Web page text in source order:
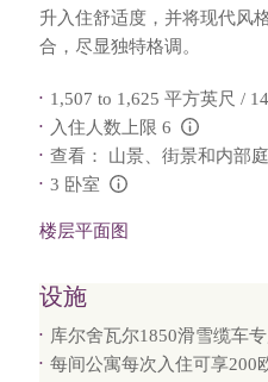
升入住舒适度，并将现代风
合，尽显独特格调。
1,507 to 1,625 平方英尺 /
入住人数上限 6
查看： 山景、街景和内部
3 卧室
楼层平面图
设施
库尔舍瓦尔1850滑雪缆车
每间公寓每次入住可享200